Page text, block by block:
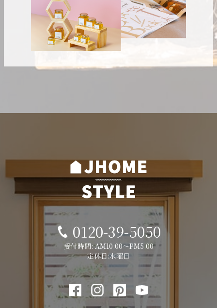
0120-39-5050
受付時間: AM10:00～PM5:00
定休日:水曜日